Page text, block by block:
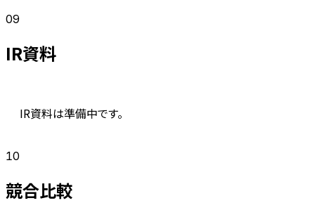
09
IR資料
IR資料は準備中です。
10
競合比較